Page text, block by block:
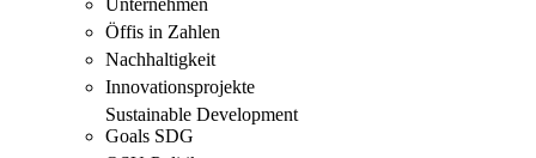
Öffis in Zahlen
Nachhaltigkeit
Innovations­projekte
Sustainable Development
Goals SDG